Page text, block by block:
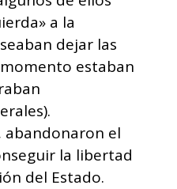
a la
dejar las
estaban
abandonaron el
la libertad
del Estado.